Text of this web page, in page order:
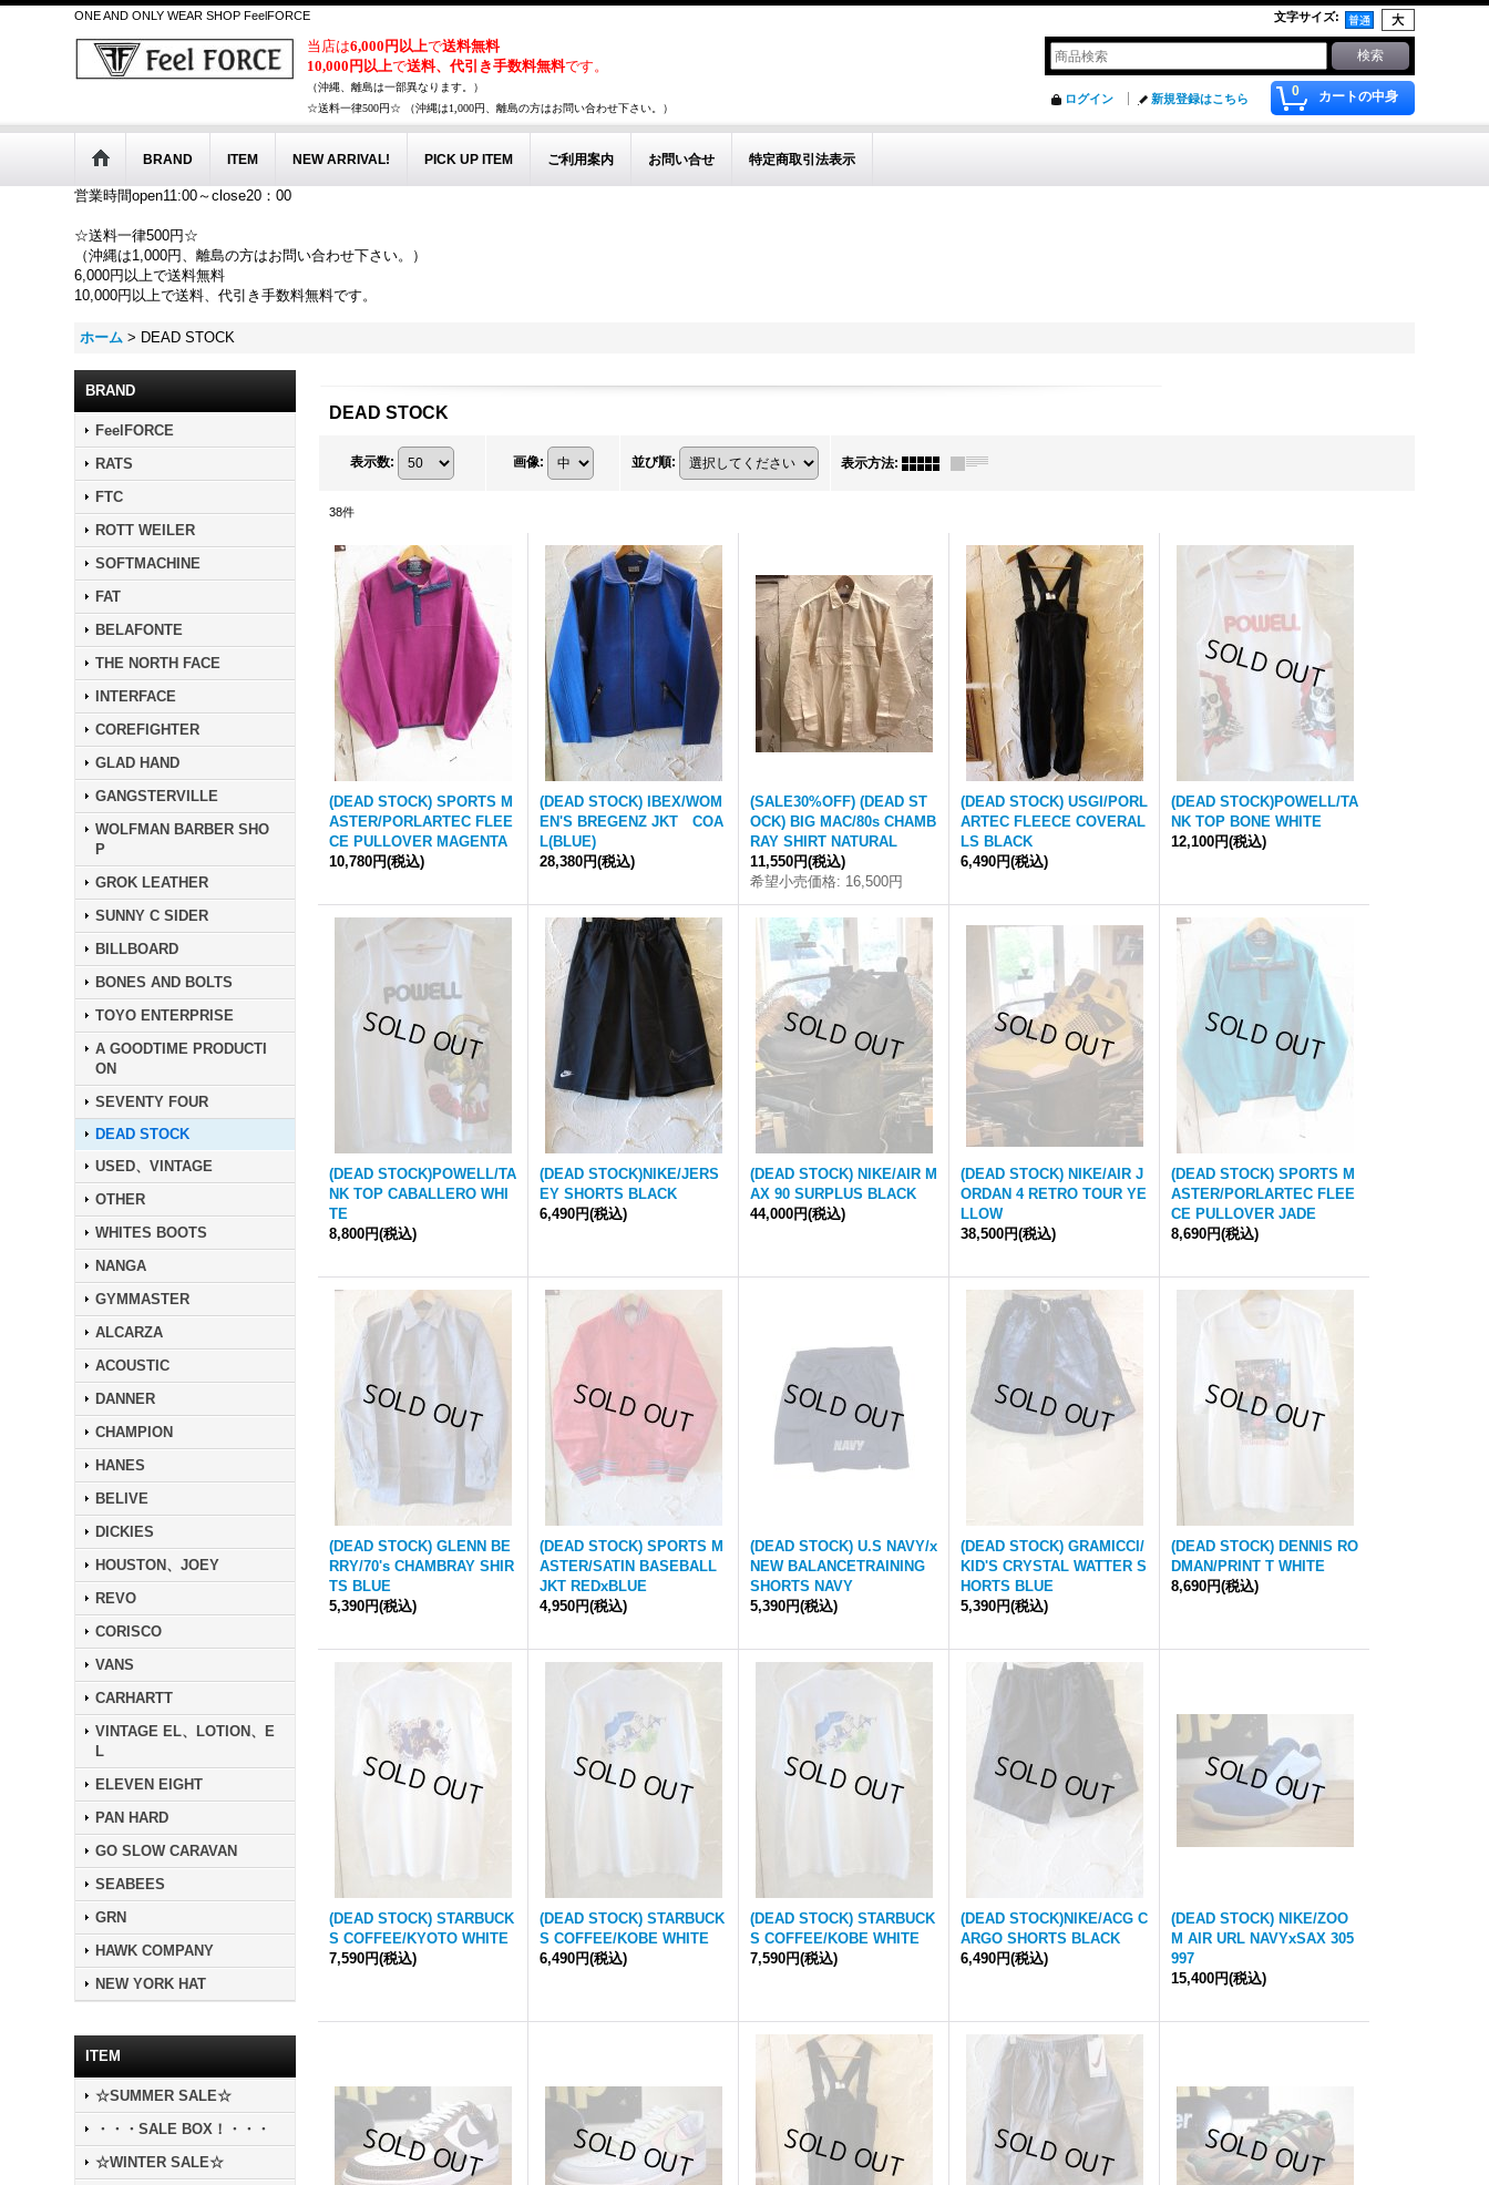
ONE AND ONLY WEAR SHOP FeelFORCE 文字サイズ:
当店は6,000円以上で送料無料
10,000円以上で送料、代引き手数料無料です。
（沖縄、離島は一部異なります。）
☆送料一律500円☆ （沖縄は1,000円、離島の方はお問い合わせ下さい。）
0 カートの中身
ログイン 新規登録はこちら
BRAND ITEM NEW ARRIVAL! PICK UP ITEM ご利用案内 お問い合せ 特定商取引法表示
営業時間open11:00～close20：00
☆送料一律500円☆
（沖縄は1,000円、離島の方はお問い合わせ下さい。）
6,000円以上で送料無料
10,000円以上で送料、代引き手数料無料です。
ホーム > DEAD STOCK
BRAND
FeelFORCE
RATS
FTC
ROTT WEILER
SOFTMACHINE
FAT
BELAFONTE
THE NORTH FACE
INTERFACE
COREFIGHTER
GLAD HAND
GANGSTERVILLE
WOLFMAN BARBER SHO
P
GROK LEATHER
SUNNY C SIDER
BILLBOARD
BONES AND BOLTS
TOYO ENTERPRISE
A GOODTIME PRODUCTI
ON
SEVENTY FOUR
DEAD STOCK
USED、VINTAGE
OTHER
WHITES BOOTS
NANGA
GYMMASTER
ALCARZA
ACOUSTIC
DANNER
CHAMPION
HANES
BELIVE
DICKIES
HOUSTON、JOEY
REVO
CORISCO
VANS
CARHARTT
VINTAGE EL、LOTION、E
L
ELEVEN EIGHT
PAN HARD
GO SLOW CARAVAN
SEABEES
GRN
HAWK COMPANY
NEW YORK HAT
ITEM
☆SUMMER SALE☆
・・・SALE BOX！・・・
☆WINTER SALE☆
DEAD STOCK
表示数: 画像: 並び順: 表示方法:
38件
(DEAD STOCK) SPORTS M
ASTER/PORLARTEC FLEE
CE PULLOVER MAGENTA
10,780円(税込)
(DEAD STOCK) IBEX/WOM
EN'S BREGENZ JKT COA
L(BLUE)
28,380円(税込)
(SALE30%OFF) (DEAD ST
OCK) BIG MAC/80s CHAMB
RAY SHIRT NATURAL
11,550円(税込)
希望小売価格: 16,500円
(DEAD STOCK) USGI/PORL
ARTEC FLEECE COVERAL
LS BLACK
6,490円(税込)
(DEAD STOCK)POWELL/TA
NK TOP BONE WHITE
12,100円(税込)
(DEAD STOCK)POWELL/TA
NK TOP CABALLERO WHI
TE
8,800円(税込)
(DEAD STOCK)NIKE/JERS
EY SHORTS BLACK
6,490円(税込)
(DEAD STOCK) NIKE/AIR M
AX 90 SURPLUS BLACK
44,000円(税込)
(DEAD STOCK) NIKE/AIR J
ORDAN 4 RETRO TOUR YE
LLOW
38,500円(税込)
(DEAD STOCK) SPORTS M
ASTER/PORLARTEC FLEE
CE PULLOVER JADE
8,690円(税込)
(DEAD STOCK) GLENN BE
RRY/70's CHAMBRAY SHIR
TS BLUE
5,390円(税込)
(DEAD STOCK) SPORTS M
ASTER/SATIN BASEBALL
JKT REDxBLUE
4,950円(税込)
(DEAD STOCK) U.S NAVY/x
NEW BALANCETRAINING
SHORTS NAVY
5,390円(税込)
(DEAD STOCK) GRAMICCI/
KID'S CRYSTAL WATTER S
HORTS BLUE
5,390円(税込)
(DEAD STOCK) DENNIS RO
DMAN/PRINT T WHITE
8,690円(税込)
(DEAD STOCK) STARBUCK
S COFFEE/KYOTO WHITE
7,590円(税込)
(DEAD STOCK) STARBUCK
S COFFEE/KOBE WHITE
6,490円(税込)
(DEAD STOCK) STARBUCK
S COFFEE/KOBE WHITE
7,590円(税込)
(DEAD STOCK)NIKE/ACG C
ARGO SHORTS BLACK
6,490円(税込)
(DEAD STOCK) NIKE/ZOO
M AIR URL NAVYxSAX 305
997
15,400円(税込)